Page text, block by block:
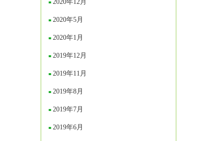
2020年12月
2020年5月
2020年1月
2019年12月
2019年11月
2019年8月
2019年7月
2019年6月